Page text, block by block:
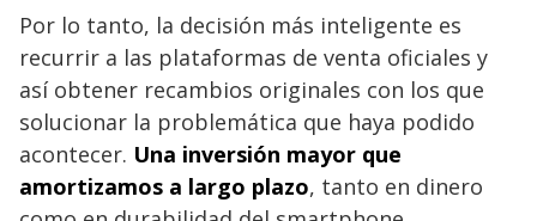
Por lo tanto, la decisión más inteligente es
recurrir a las plataformas de venta oficiales y
así obtener recambios originales con los que
solucionar la problemática que haya podido
acontecer. Una inversión mayor que
amortizamos a largo plazo, tanto en dinero